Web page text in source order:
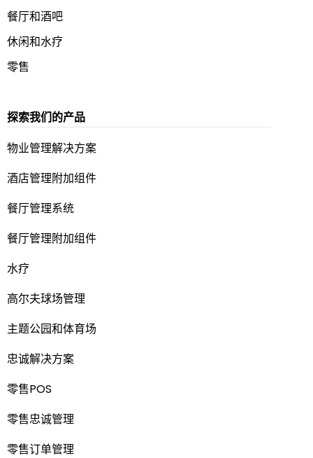
餐厅和酒吧
休闲和水疗
零售
探索我们的产品
物业管理解决方案
酒店管理附加组件
餐厅管理系统
餐厅管理附加组件
水疗
高尔夫球场管理
主题公园和体育场
忠诚解决方案
零售POS
零售忠诚管理
零售订单管理